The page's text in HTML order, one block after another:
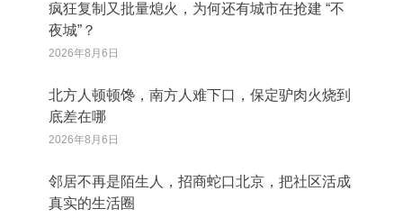
疯狂复制又批量熄火，为何还有城市在抢建 “不
夜城”？
2026年8月6日
北方人顿顿馋，南方人难下口，保定驴肉火烧到
底差在哪
2026年8月6日
邻居不再是陌生人，招商蛇口北京，把社区活成
真实的生活圈